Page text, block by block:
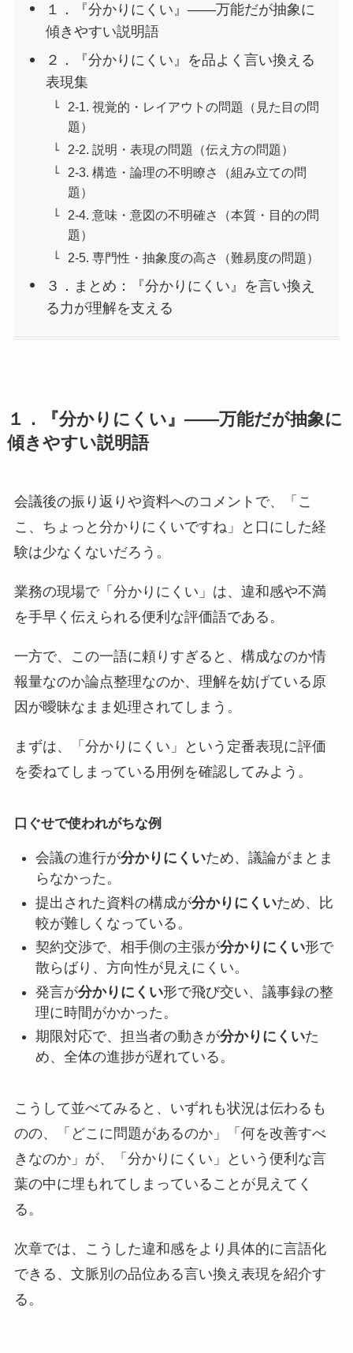
１．『分かりにくい』——万能だが抽象に
傾きやすい説明語
２．『分かりにくい』を品よく言い換える
表現集
2-1. 視覚的・レイアウトの問題（見た目の問
題）
2-2. 説明・表現の問題（伝え方の問題）
2-3. 構造・論理の不明瞭さ（組み立ての問
題）
2-4. 意味・意図の不明確さ（本質・目的の問
題）
2-5. 専門性・抽象度の高さ（難易度の問題）
３．まとめ：『分かりにくい』を言い換え
る力が理解を支える
１．『分かりにくい』——万能だが抽象に
傾きやすい説明語
会議後の振り返りや資料へのコメントで、「こ
こ、ちょっと分かりにくいですね」と口にした経
験は少なくないだろう。
業務の現場で「分かりにくい」は、違和感や不満
を手早く伝えられる便利な評価語である。
一方で、この一語に頼りすぎると、構成なのか情
報量なのか論点整理なのか、理解を妨げている原
因が曖昧なまま処理されてしまう。
まずは、「分かりにくい」という定番表現に評価
を委ねてしまっている用例を確認してみよう。
口ぐせで使われがちな例
会議の進行が分かりにくいため、議論がまとま
らなかった。
提出された資料の構成が分かりにくいため、比
較が難しくなっている。
契約交渉で、相手側の主張が分かりにくい形で
散らばり、方向性が見えにくい。
発言が分かりにくい形で飛び交い、議事録の整
理に時間がかかった。
期限対応で、担当者の動きが分かりにくいた
め、全体の進捗が遅れている。
こうして並べてみると、いずれも状況は伝わるも
のの、「どこに問題があるのか」「何を改善すべ
きなのか」が、「分かりにくい」という便利な言
葉の中に埋もれてしまっていることが見えてく
る。
次章では、こうした違和感をより具体的に言語化
できる、文脈別の品位ある言い換え表現を紹介す
る。